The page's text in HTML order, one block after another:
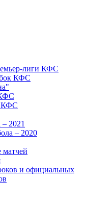
лиги КФС
КФС
КФС
– 2021
– 2020
и официальных